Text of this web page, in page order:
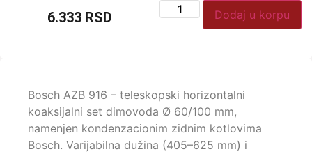
6.333 RSD Dodaj u korpu
Bosch AZB 916 – teleskopski horizontalni
koaksijalni set dimovoda Ø 60/100 mm,
namenjen kondenzacionim zidnim kotlovima
Bosch. Varijabilna dužina (405–625 mm) i